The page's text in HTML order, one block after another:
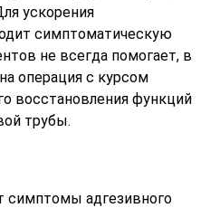
ускорения
симптоматическую
не всегда помогает, в
операция с курсом
восстановления функций
трубы.
симптомы адгезивного